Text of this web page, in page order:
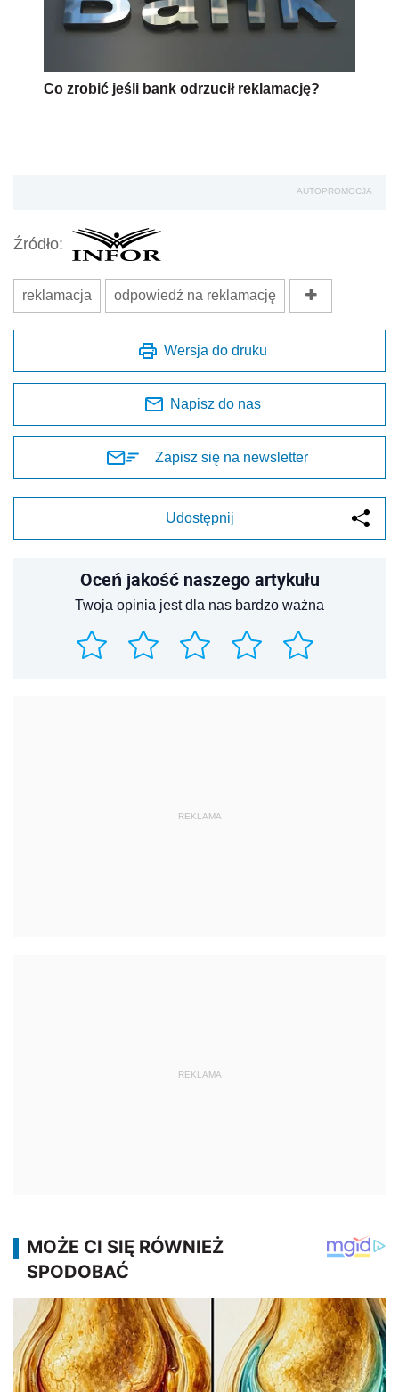
Co zrobić jeśli bank odrzucił reklamację?
AUTOPROMOCJA
Źródło:
reklamacja odpowiedź na reklamację
Wersja do druku
Napisz do nas
Zapisz się na newsletter
Udostępnij
Oceń jakość naszego artykułu
Twoja opinia jest dla nas bardzo ważna
REKLAMA
REKLAMA